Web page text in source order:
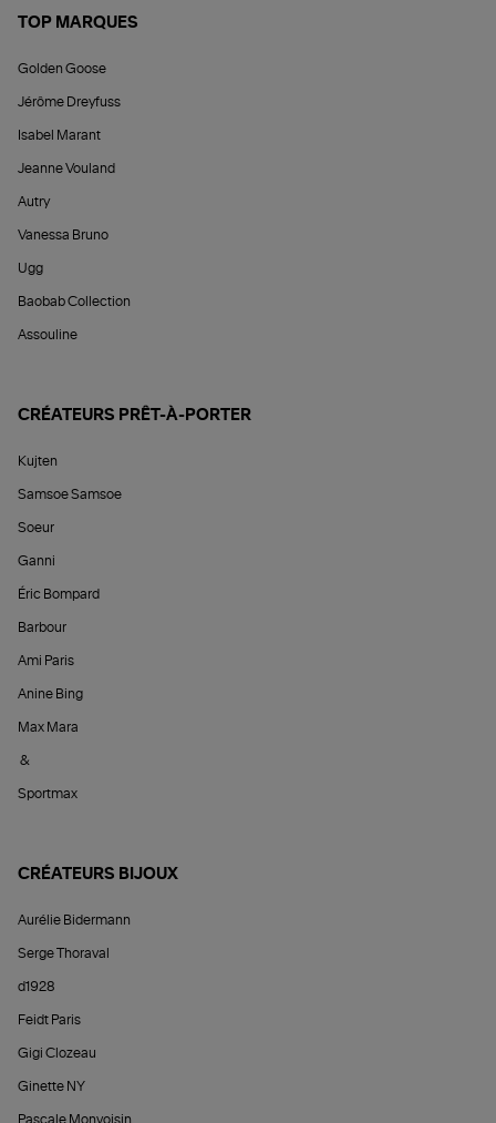
TOP MARQUES
Golden Goose
Jérôme Dreyfuss
Isabel Marant
Jeanne Vouland
Autry
Vanessa Bruno
Ugg
Baobab Collection
Assouline
CRÉATEURS PRÊT-À-PORTER
Kujten
Samsoe Samsoe
Soeur
Ganni
Éric Bompard
Barbour
Ami Paris
Anine Bing
Max Mara
&
Sportmax
CRÉATEURS BIJOUX
Aurélie Bidermann
Serge Thoraval
d1928
Feidt Paris
Gigi Clozeau
Ginette NY
Pascale Monvoisin